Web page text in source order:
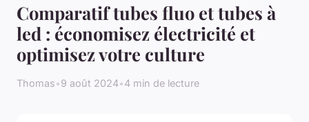
Comparatif tubes fluo et tubes à
led : économisez électricité et
optimisez votre culture
Thomas•9 août 2024•4 min de lecture